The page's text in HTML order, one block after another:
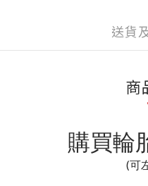
送貨
商
購買輪
(可